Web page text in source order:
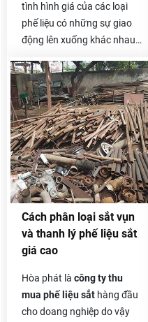
tình hình giá của các loại
phế liệu có những sự giao
động lên xuống khác nhau
cũng như chất liệu đó đáp
ứng thị trường như thế nào.
Cách phân loại sắt vụn
và thanh lý phế liệu sắt
giá cao
Hòa phát là công ty thu
mua phế liệu sắt hàng đầu
cho doang nghiệp do vậy